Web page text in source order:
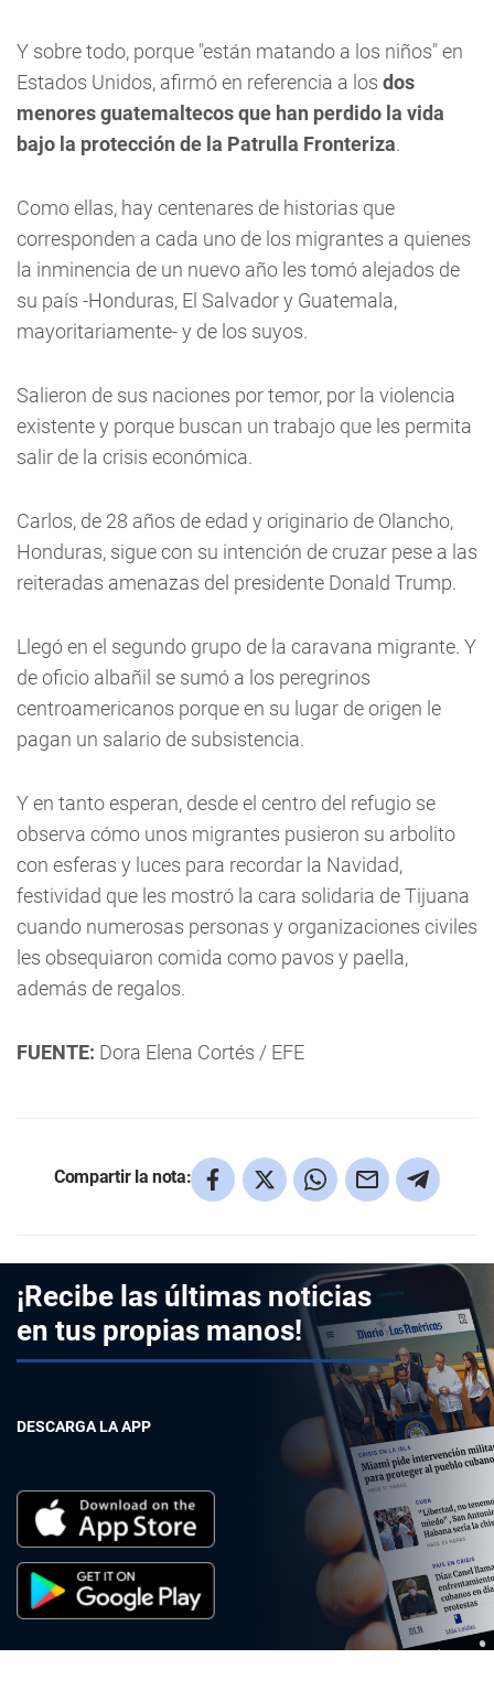
Y sobre todo, porque "están matando a los niños" en
Estados Unidos, afirmó en referencia a los dos
menores guatemaltecos que han perdido la vida
bajo la protección de la Patrulla Fronteriza.
Como ellas, hay centenares de historias que
corresponden a cada uno de los migrantes a quienes
la inminencia de un nuevo año les tomó alejados de
su país -Honduras, El Salvador y Guatemala,
mayoritariamente- y de los suyos.
Salieron de sus naciones por temor, por la violencia
existente y porque buscan un trabajo que les permita
salir de la crisis económica.
Carlos, de 28 años de edad y originario de Olancho,
Honduras, sigue con su intención de cruzar pese a las
reiteradas amenazas del presidente Donald Trump.
Llegó en el segundo grupo de la caravana migrante. Y
de oficio albañil se sumó a los peregrinos
centroamericanos porque en su lugar de origen le
pagan un salario de subsistencia.
Y en tanto esperan, desde el centro del refugio se
observa cómo unos migrantes pusieron su arbolito
con esferas y luces para recordar la Navidad,
festividad que les mostró la cara solidaria de Tijuana
cuando numerosas personas y organizaciones civiles
les obsequiaron comida como pavos y paella,
además de regalos.
FUENTE: Dora Elena Cortés / EFE
Compartir la nota:
¡Recibe las últimas noticias
en tus propias manos!
DESCARGA LA APP